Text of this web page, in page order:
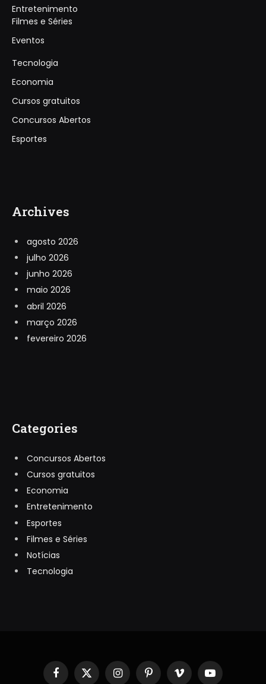
Entretenimento
Filmes e Séries
Eventos
Tecnologia
Economia
Cursos gratuitos
Concursos Abertos
Esportes
Archives
agosto 2026
julho 2026
junho 2026
maio 2026
abril 2026
março 2026
fevereiro 2026
Categories
Concursos Abertos
Cursos gratuitos
Economia
Entretenimento
Esportes
Filmes e Séries
Notícias
Tecnologia
Facebook
X
InstagramPinterestVimeo YouTube